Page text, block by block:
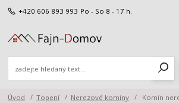
+420 606 893 993 Po - So 8 - 17 h.
Úvod Topení Nerezové komíny
Komín